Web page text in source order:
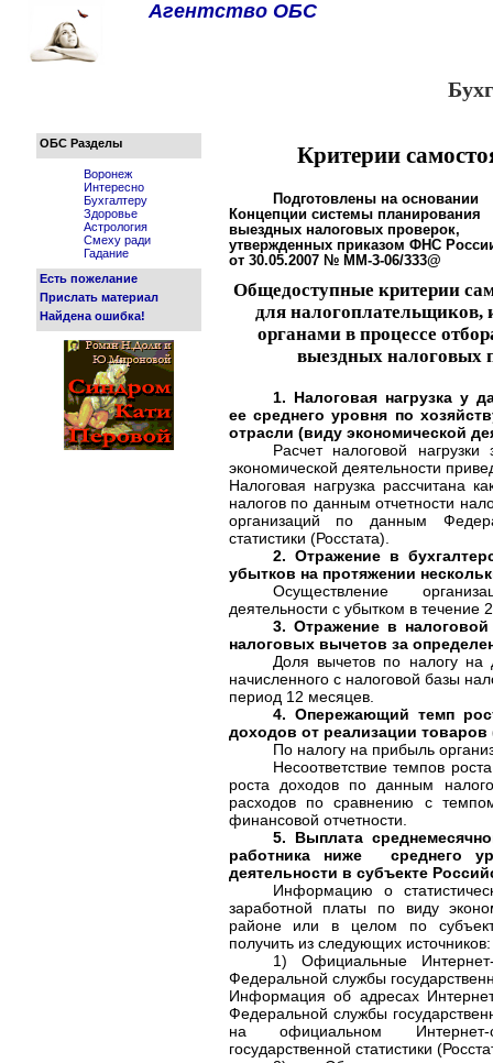
Агентство ОБС
ОБС Разделы
Воронеж
Интересно
Бухгалтеру
Здоровье
Астрология
Смеху ради
Гадание
Есть пожелание
Прислать материал
Найдена ошибка!
Критерии
Подготовлены на основании
Концепции системы планирования
выездных налоговых проверок,
утвержденных приказом ФНС
от 30.05.2007 № ММ-3-06/333@
Общедоступные критерии
для
органами в процессе
выездных налоговых
1. Налоговая нагрузка у
ее среднего уровня по
отрасли (виду экономической
Расчет налоговой
экономической деятельности
Налоговая нагрузка рассчитана
налогов по данным отчетности
организаций по данным
статистики (Росстата).
2. Отражение в
убытков на протяжении
Осуществление
деятельности с убытком в течение
3. Отражение в
налоговых вычетов за
Доля вычетов по налогу на
начисленного с налоговой базы
период 12 месяцев.
4. Опережающий темп
доходов от реализации товаров
По налогу на прибыль
Несоответствие темпов
роста доходов по данным
расходов по сравнению с
финансовой отчетности.
5. Выплата
работника ниже среднего
деятельности в субъекте
Информацию о
заработной платы по виду
районе или в целом по
получить из следующих источников:
1) Официальные Интернет-
Федеральной службы
Информация об адресах
Федеральной службы
на официальном
государственной статистики